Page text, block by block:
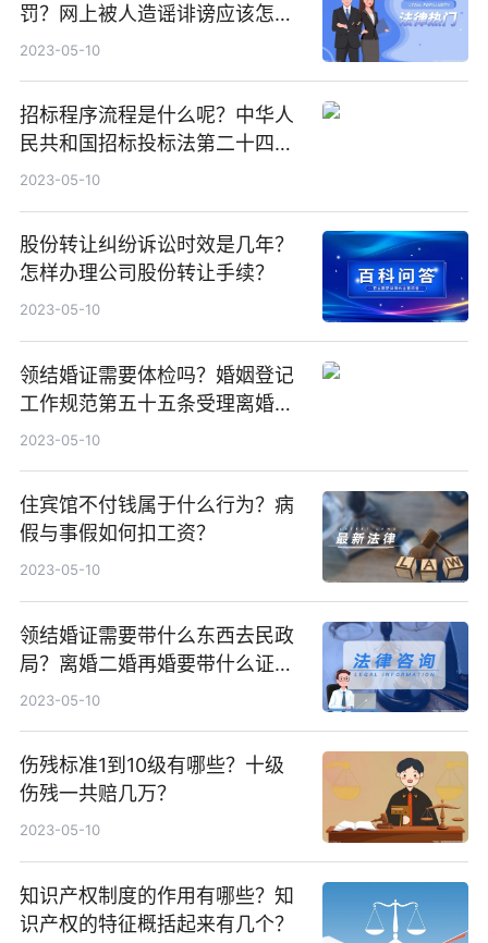
罚？网上被人造谣诽谤应该怎么
办？
2023-05-10
招标程序流程是什么呢？中华人
民共和国招标投标法第二十四条
内容
2023-05-10
股份转让纠纷诉讼时效是几年？
怎样办理公司股份转让手续？
2023-05-10
领结婚证需要体检吗？婚姻登记
工作规范第五十五条受理离婚登
记申请的条件是什么？
2023-05-10
住宾馆不付钱属于什么行为？病
假与事假如何扣工资？
2023-05-10
领结婚证需要带什么东西去民政
局？离婚二婚再婚要带什么证
件？
2023-05-10
伤残标准1到10级有哪些？十级
伤残一共赔几万？
2023-05-10
知识产权制度的作用有哪些？知
识产权的特征概括起来有几个？